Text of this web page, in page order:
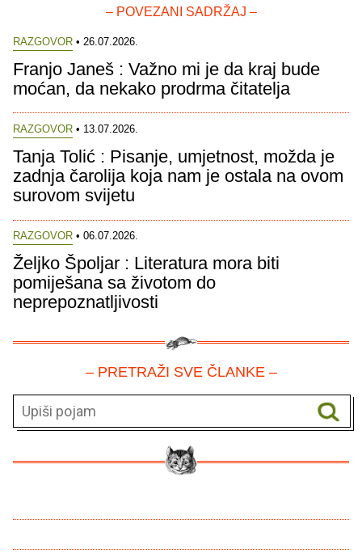
– POVEZANI SADRŽAJ –
RAZGOVOR • 26.07.2026.
Franjo Janeš : Važno mi je da kraj bude
moćan, da nekako prodrma čitatelja
RAZGOVOR • 13.07.2026.
Tanja Tolić : Pisanje, umjetnost, možda je
zadnja čarolija koja nam je ostala na ovom
surovom svijetu
RAZGOVOR • 06.07.2026.
Željko Špoljar : Literatura mora biti
pomiješana sa životom do
neprepoznatljivosti
– PRETRAŽI SVE ČLANKE –